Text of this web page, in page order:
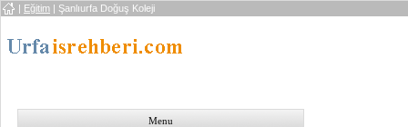
| Eğitim | Şanlıurfa Doğuş Koleji
Menu